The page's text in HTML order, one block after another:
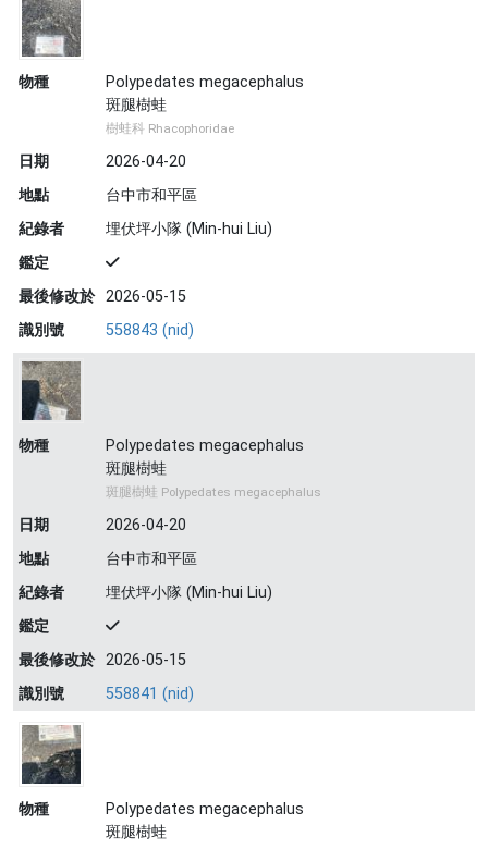
物種
Polypedates megacephalus
斑腿樹蛙
樹蛙科 Rhacophoridae
日期
2026-04-20
地點
台中市和平區
紀錄者
埋伏坪小隊 (Min-hui Liu)
鑑定
最後修改於 2026-05-15
識別號
558843 (nid)
物種
Polypedates megacephalus
斑腿樹蛙
斑腿樹蛙 Polypedates megacephalus
日期
2026-04-20
地點
台中市和平區
紀錄者
埋伏坪小隊 (Min-hui Liu)
鑑定
最後修改於 2026-05-15
識別號
558841 (nid)
物種
Polypedates megacephalus
斑腿樹蛙